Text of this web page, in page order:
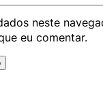
neste
eu comentar.